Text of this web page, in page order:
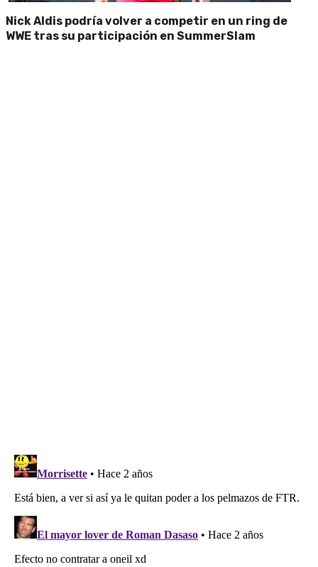
Nick Aldis podría volver a competir en un ring de
WWE tras su participación en SummerSlam